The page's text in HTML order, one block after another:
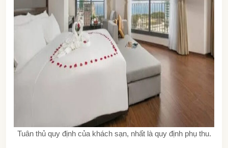
Tuân thủ quy định của khách sạn, nhất là quy định phụ thu.